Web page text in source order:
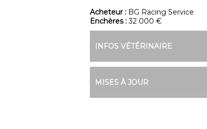
Acheteur : BG Racing Service
Enchères :32 000 €
INFOS VÉTÉRINAIRE
MISES À JOUR